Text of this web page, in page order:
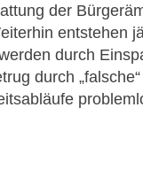
der
entstehen
durch
durch